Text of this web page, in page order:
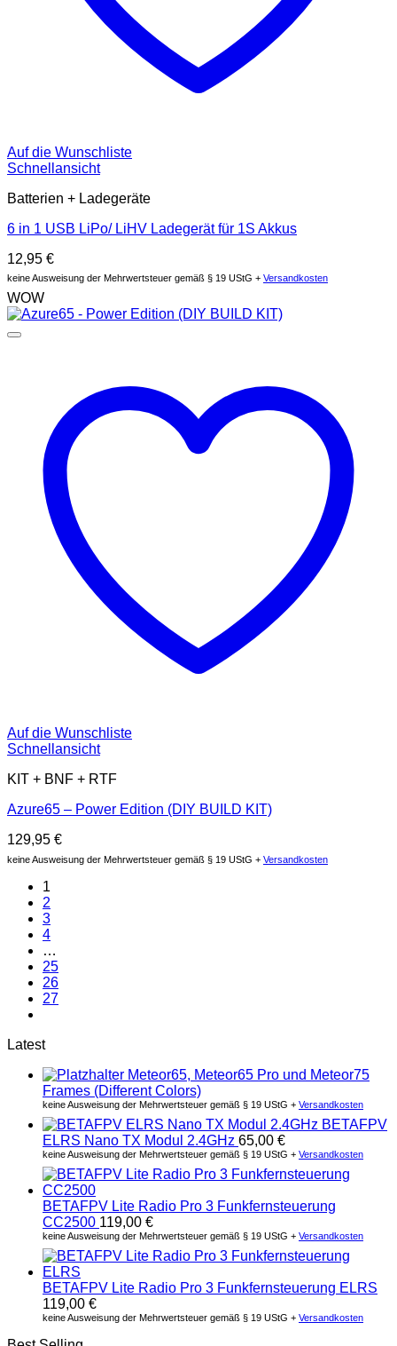
Auf die Wunschliste
Schnellansicht
Batterien + Ladegeräte
6 in 1 USB LiPo/ LiHV Ladegerät für 1S Akkus
12,95 €
keine Ausweisung der Mehrwertsteuer gemäß § 19 UStG + Versandkosten
WOW
Auf die Wunschliste
Schnellansicht
KIT + BNF + RTF
Azure65 – Power Edition (DIY BUILD KIT)
129,95 €
keine Ausweisung der Mehrwertsteuer gemäß § 19 UStG + Versandkosten
1
2
3
4
…
25
26
27
Latest
Meteor65, Meteor65 Pro und Meteor75
Frames (Different Colors)
keine Ausweisung der Mehrwertsteuer gemäß § 19 UStG + Versandkosten
BETAFPV
ELRS Nano TX Modul 2.4GHz 65,00 €
keine Ausweisung der Mehrwertsteuer gemäß § 19 UStG + Versandkosten
BETAFPV Lite Radio Pro 3 Funkfernsteuerung
CC2500 119,00 €
keine Ausweisung der Mehrwertsteuer gemäß § 19 UStG + Versandkosten
BETAFPV Lite Radio Pro 3 Funkfernsteuerung ELRS
119,00 €
keine Ausweisung der Mehrwertsteuer gemäß § 19 UStG + Versandkosten